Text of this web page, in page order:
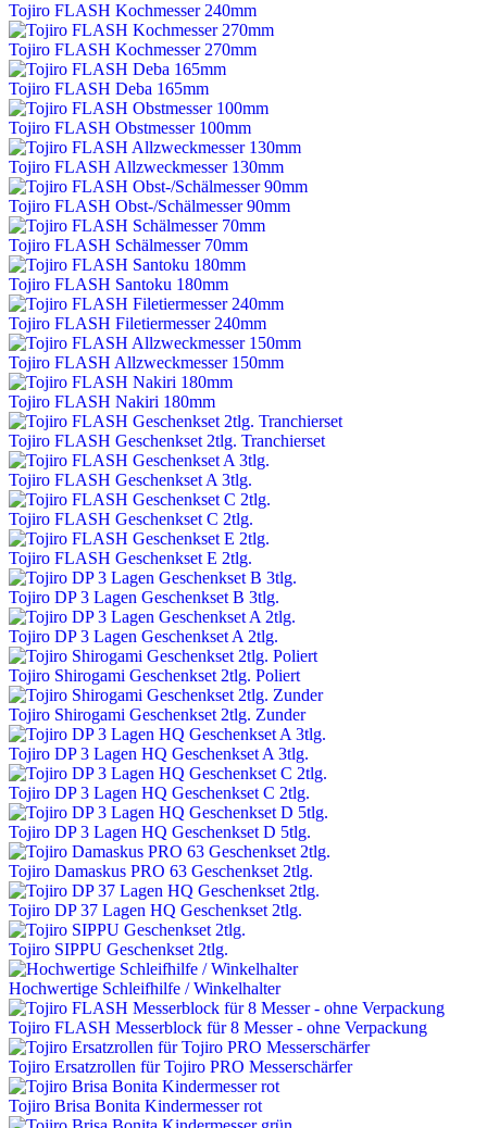
Tojiro FLASH Kochmesser 240mm
Tojiro FLASH Kochmesser 270mm
Tojiro FLASH Deba 165mm
Tojiro FLASH Obstmesser 100mm
Tojiro FLASH Allzweckmesser 130mm
Tojiro FLASH Obst-/Schälmesser 90mm
Tojiro FLASH Schälmesser 70mm
Tojiro FLASH Santoku 180mm
Tojiro FLASH Filetiermesser 240mm
Tojiro FLASH Allzweckmesser 150mm
Tojiro FLASH Nakiri 180mm
Tojiro FLASH Geschenkset 2tlg. Tranchierset
Tojiro FLASH Geschenkset A 3tlg.
Tojiro FLASH Geschenkset C 2tlg.
Tojiro FLASH Geschenkset E 2tlg.
Tojiro DP 3 Lagen Geschenkset B 3tlg.
Tojiro DP 3 Lagen Geschenkset A 2tlg.
Tojiro Shirogami Geschenkset 2tlg. Poliert
Tojiro Shirogami Geschenkset 2tlg. Zunder
Tojiro DP 3 Lagen HQ Geschenkset A 3tlg.
Tojiro DP 3 Lagen HQ Geschenkset C 2tlg.
Tojiro DP 3 Lagen HQ Geschenkset D 5tlg.
Tojiro Damaskus PRO 63 Geschenkset 2tlg.
Tojiro DP 37 Lagen HQ Geschenkset 2tlg.
Tojiro SIPPU Geschenkset 2tlg.
Hochwertige Schleifhilfe / Winkelhalter
Tojiro FLASH Messerblock für 8 Messer - ohne Verpackung
Tojiro Ersatzrollen für Tojiro PRO Messerschärfer
Tojiro Brisa Bonita Kindermesser rot